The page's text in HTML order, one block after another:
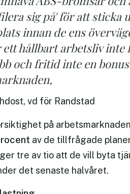
sig på' för att sticka
innan de ens
hållbart arbetsliv
och fritid inte en
vd för Randstad
på
av de tillfrågade
tre av tio att de vill byta
det senaste halvåret.